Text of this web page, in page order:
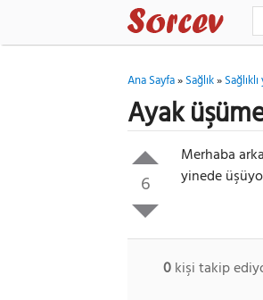
Ana Sayfa»Sağlık»
Ayak
6
Merhaba
yinede
0kişi takip